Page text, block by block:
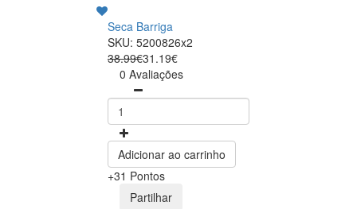
Seca Barriga
SKU: 5200826x2
38.99€31.19€
0 Avaliações
Adicionar ao carrinho
+31 Pontos
Partilhar